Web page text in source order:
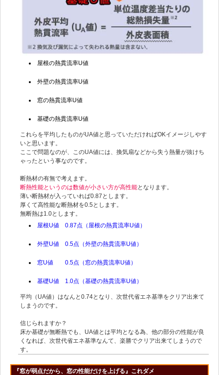
屋根の熱貫流率U値
外壁の熱貫流率U値
窓の熱貫流率U値
基礎の熱貫流率U値
これらを平均したものがUA値と思っていただければOKイメージしやす
いと思います。
ここで問題なのが、このUA値には、換気扇などから失う熱量が抜けち
ゃったという事なのです。
断熱材の有無で考えます。
断熱性能というのは数値が小さい方が高性能となります。
薄い断熱材が入っていれば0.87とします。
厚くて高性能な断熱材を0.5とします。
無断熱は1.0とします。
屋根U値 0.87点（屋根の熱貫流率U値）
外壁U値 0.5点（外壁の熱貫流率U値）
窓U値 0.5点（窓の熱貫流率U値）
基礎U値 1.0点（基礎の熱貫流率U値）
平均（UA値）はなんと0.74となり、次世代省エネ基準をクリア出来て
しまうのです。
信じられますか？
床か基礎が無断熱でも、UA値とは平均となる為、他の部分の性能が良
くなれば、次世代省エネ基準なんて、楽勝でクリア出来てしまうので
す。
『窓が弱点だから、窓の性能だけを上げる』これダメ